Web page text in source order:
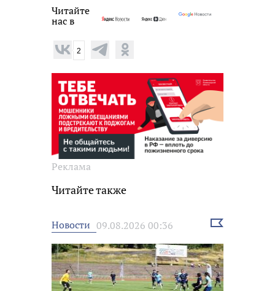
Читайте
нас в
2
Реклама
Читайте также
Новости 09.08.2026 00:36
Выбрать